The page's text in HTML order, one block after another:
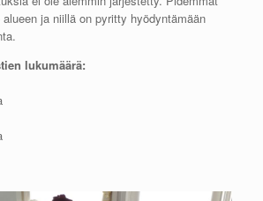
ja niillä on pyritty hyödyntämään
lukumäärä: